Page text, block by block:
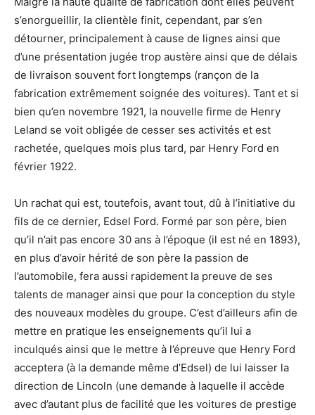
s’enorgueillir, la clientèle finit, cependant, par s’en
détourner, principalement à cause de lignes ainsi que
d’une présentation jugée trop austère ainsi que de délais
de livraison souvent fort longtemps (rançon de la
fabrication extrêmement soignée des voitures). Tant et si
bien qu’en novembre 1921, la nouvelle firme de Henry
Leland se voit obligée de cesser ses activités et est
rachetée, quelques mois plus tard, par Henry Ford en
février 1922.
Un rachat qui est, toutefois, avant tout, dû à l’initiative du
fils de ce dernier, Edsel Ford. Formé par son père, bien
qu’il n’ait pas encore 30 ans à l’époque (il est né en 1893),
en plus d’avoir hérité de son père la passion de
l’automobile, fera aussi rapidement la preuve de ses
talents de manager ainsi que pour la conception du style
des nouveaux modèles du groupe. C’est d’ailleurs afin de
mettre en pratique les enseignements qu’il lui a
inculqués ainsi que le mettre à l’épreuve que Henry Ford
acceptera (à la demande même d’Edsel) de lui laisser la
direction de Lincoln (une demande à laquelle il accède
avec d’autant plus de facilité que les voitures de prestige